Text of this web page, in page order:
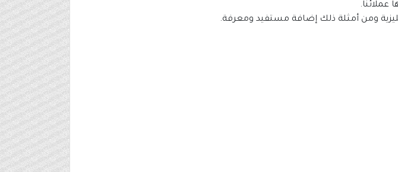
عملائنا.
ومن أمثلة ذلك إضافة مستفيد ومعرفة.